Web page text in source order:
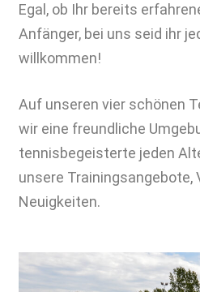
Egal, ob Ihr bereits
Anfänger, bei uns seid ihr
willkommen!
Auf unseren vier schönen
wir eine freundliche
tennisbegeisterte jeden
unsere Trainingsangebote,
Neuigkeiten.